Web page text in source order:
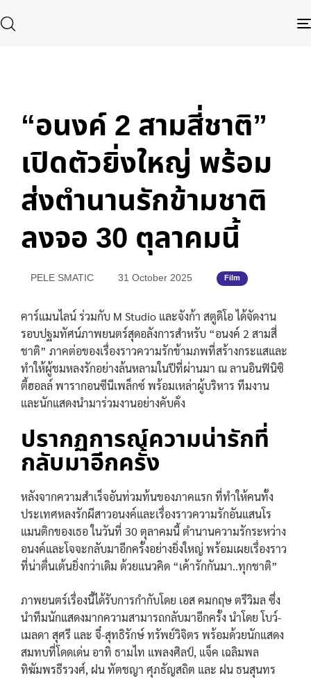
Type and hit enter
“อนงค์ 2 สามสี่ชาติ”
เปิดตัวยิ่งใหญ่ พร้อม
ส่งตำนานรักข้ามชาติ
ลงจอ 30 ตุลาคมนี้
PELE SMATIC 31 October 2025 Film
คาร์แมนไลน์ ร่วมกับ M Studio และจังก้า สตูดิโอ ได้จัดงาน
รอบปฐมทัศน์ภาพยนตร์สุดอลังการสำหรับ “อนงค์ 2 สามสี่
ชาติ” ภาคต่อของเรื่องราวความรักข้ามภพที่สร้างกระแสและ
ทำให้ผู้ชมหลงรักอย่างล้นหลามในปีที่ผ่านมา ณ ลานอินฟินิซิ
ตี้ฮอลล์ พารากอนซีนีเพล็กซ์ พร้อมเหล่าผู้บริหาร ทีมงาน
และนักแสดงนำมาร่วมงานอย่างคับคั่ง
ปรากฏการณ์ความน่ารักที่
กลับมาอีกครั้ง
หลังจากความสำเร็จอันท่วมท้นของภาคแรก ที่ทำให้คนทั้ง
ประเทศหลงรักผีสาวอนงค์และเรื่องราวความรักอันแสนโร
แมนติกของเธอ ในวันที่ 30 ตุลาคมนี้ ตำนานความรักระหว่าง
อนงค์และโจจะกลับมาอีกครั้งอย่างยิ่งใหญ่ พร้อมเผยเรื่องราว
ที่น่าตื่นเต้นยิ่งกว่าเดิม ด้วยแนวคิด “เค้ารักกันมา..ทุกชาติ”
ภาพยนตร์เรื่องนี้ได้รับการกำกับโดย เอส คมกฤษ ตรีวิมล ซึ่ง
นำทีมนักแสดงมากความสามารถกลับมาอีกครั้ง นำโดย โบว์-
เมลดา สุศรี และ จี๋-สุทธิรักษ์ ทรัพย์วิจิตร พร้อมด้วยนักแสดง
สมทบที่โดดเด่น อาทิ ธามไท แพลงศิลป์, แจ็ค เฉลิมพล
ทิฆัมพรธีรวงศ์, ฝน ทัตชญา ศุภธัญสถิต และ ฝน ธนสุนทร